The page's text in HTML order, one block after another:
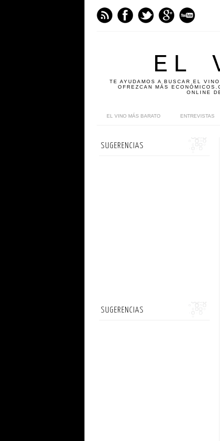
EL
TE AYUDAMOS A BUSCAR EL
OFREZCAN MÁS
ONLINE
EL VINO MÁS BARATO ENTREVISTAS
SUGERENCIAS
SUGERENCIAS